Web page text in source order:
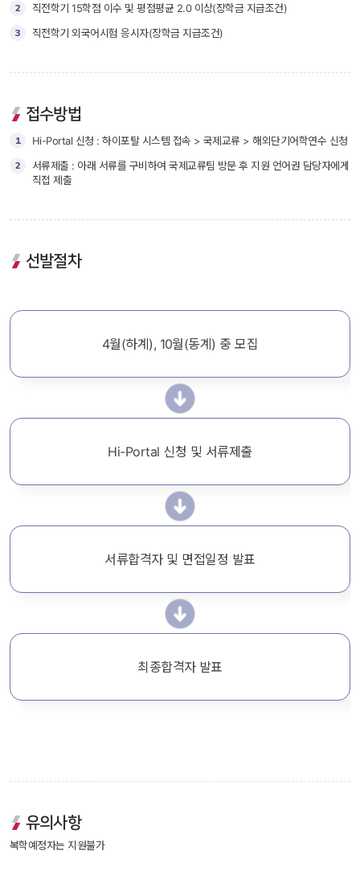
2
직전학기 15학점 이수 및 평점평균 2.0 이상(장학금 지급조건)
3
직전학기 외국어시험 응시자(장학금 지급조건)
접수방법
1
Hi-Portal 신청 : 하이포탈 시스템 접속 > 국제교류 > 해외단기어학연수 신청
2
서류제출 : 아래 서류를 구비하여 국제교류팀 방문 후 지원 언어권 담당자에게
직접 제출
선발절차
4월(하계), 10월(동계) 중 모집
Hi-Portal 신청 및 서류제출
서류합격자 및 면접일정 발표
최종합격자 발표
유의사항
복학예정자는 지원불가